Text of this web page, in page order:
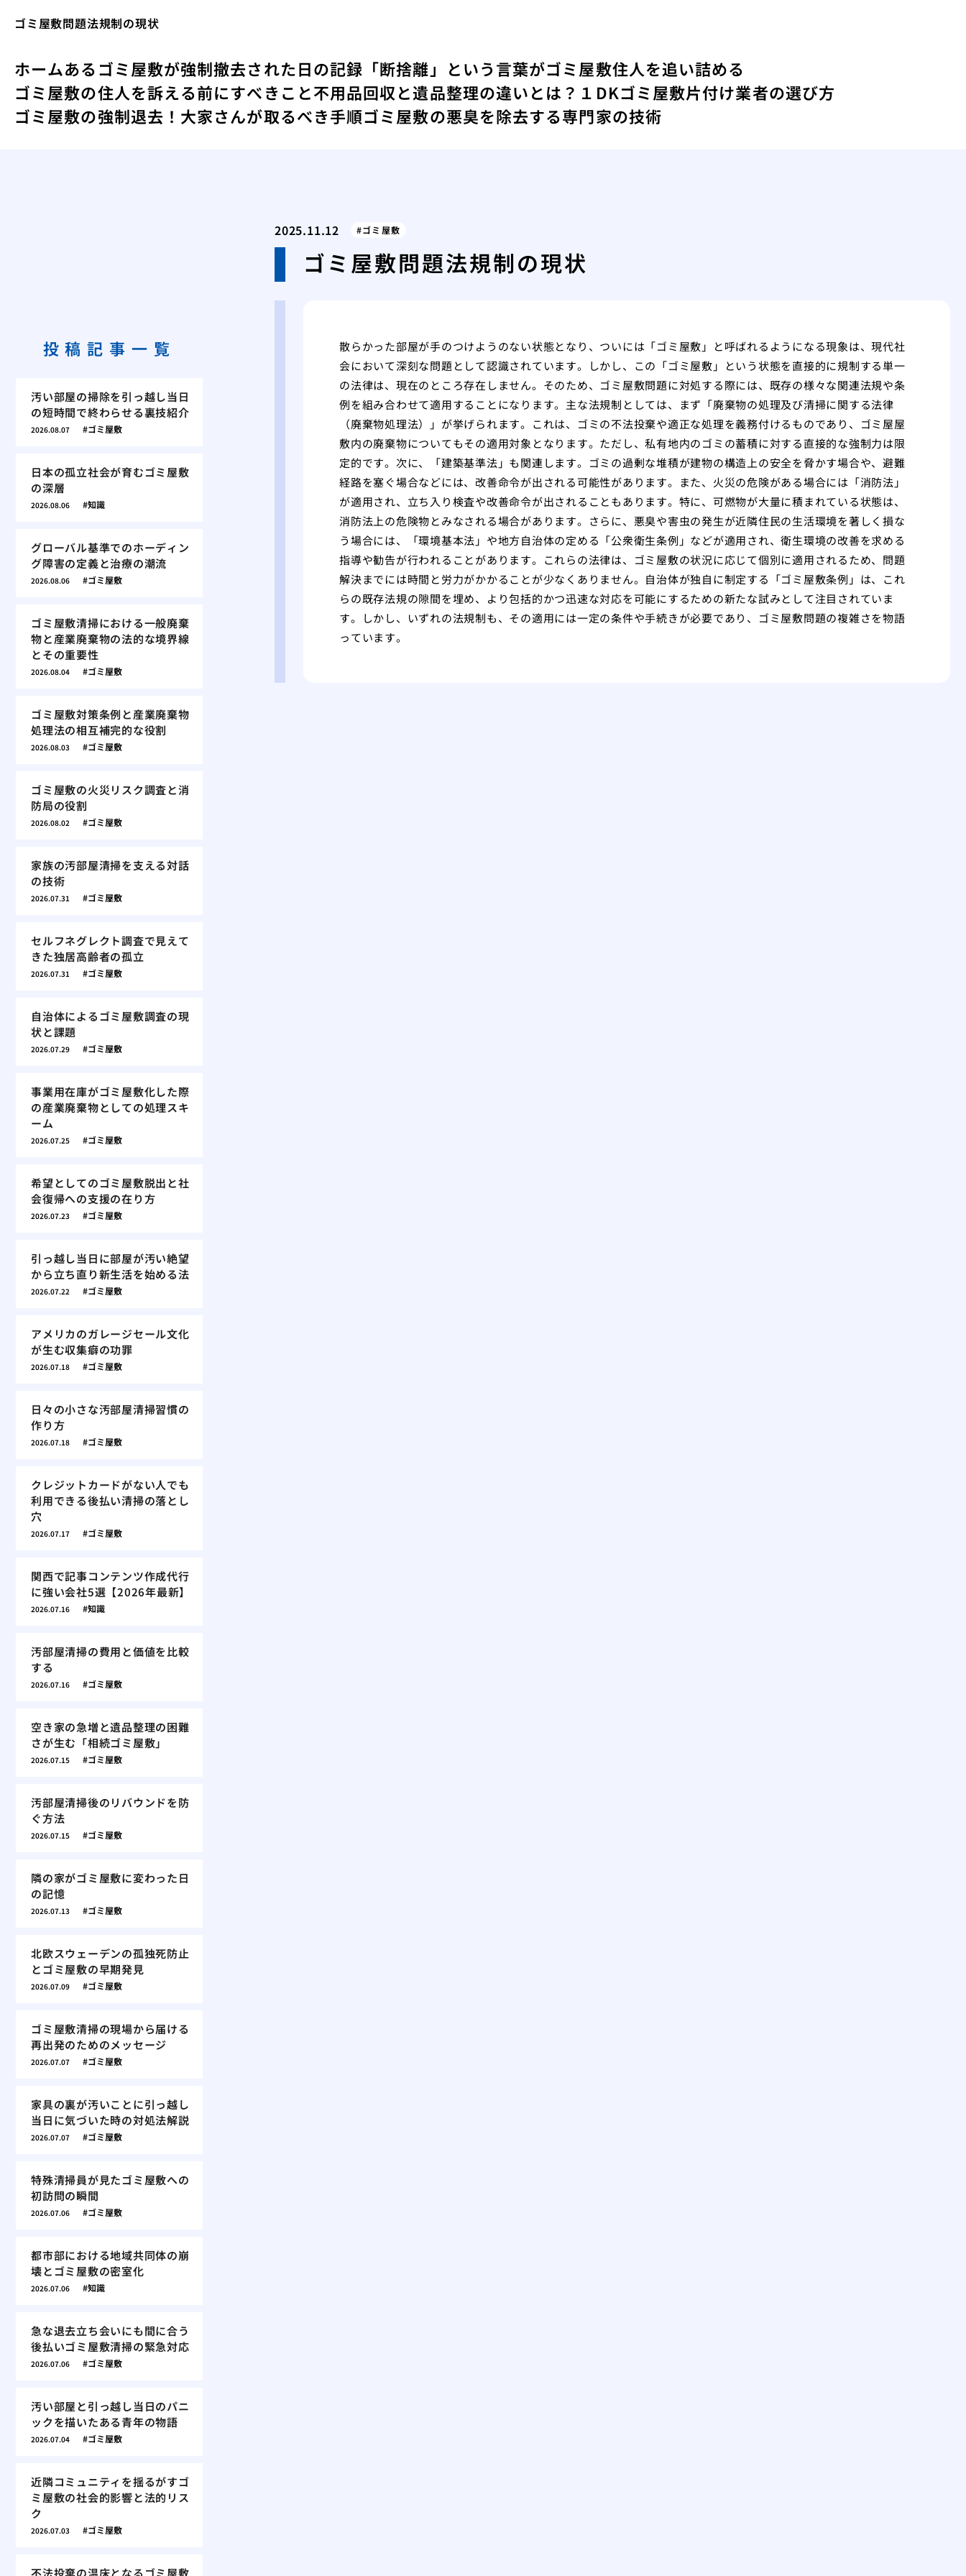
ゴミ屋敷問題法規制の現状
ホームあるゴミ屋敷が強制撤去された日の記録 「断捨離」という言葉がゴミ屋敷住人を追い詰める
ゴミ屋敷の住人を訴える前にすべきこと不用品回収と遺品整理の違いとは？ １DKゴミ屋敷片付け業者の選び方
ゴミ屋敷の強制退去！大家さんが取るべき手順ゴミ屋敷の悪臭を除去する専門家の技術
2025.11.12 ゴミ屋敷
ゴミ屋敷問題法規制の現状
散らかった部屋が手のつけようのない状態となり、ついには「ゴミ屋敷」と呼ばれるようになる現象は、現代社
会において深刻な問題として認識されています。しかし、この「ゴミ屋敷」という状態を直接的に規制する単一
の法律は、現在のところ存在しません。そのため、ゴミ屋敷問題に対処する際には、既存の様々な関連法規や条
例を組み合わせて適用することになります。主な法規制としては、まず「廃棄物の処理及び清掃に関する法律
（廃棄物処理法）」が挙げられます。これは、ゴミの不法投棄や適正な処理を義務付けるものであり、ゴミ屋屋
敷内の廃棄物についてもその適用対象となります。ただし、私有地内のゴミの蓄積に対する直接的な強制力は限
定的です。次に、「建築基準法」も関連します。ゴミの過剰な堆積が建物の構造上の安全を脅かす場合や、避難
経路を塞ぐ場合などには、改善命令が出される可能性があります。また、火災の危険がある場合には「消防法」
が適用され、立ち入り検査や改善命令が出されることもあります。特に、可燃物が大量に積まれている状態は、
消防法上の危険物とみなされる場合があります。さらに、悪臭や害虫の発生が近隣住民の生活環境を著しく損な
う場合には、「環境基本法」や地方自治体の定める「公衆衛生条例」などが適用され、衛生環境の改善を求める
指導や勧告が行われることがあります。これらの法律は、ゴミ屋敷の状況に応じて個別に適用されるため、問題
解決までには時間と労力がかかることが少なくありません。自治体が独自に制定する「ゴミ屋敷条例」は、これ
らの既存法規の隙間を埋め、より包括的かつ迅速な対応を可能にするための新たな試みとして注目されていま
す。しかし、いずれの法規制も、その適用には一定の条件や手続きが必要であり、ゴミ屋敷問題の複雑さを物語
っています。
投稿記事一覧
汚い部屋の掃除を引っ越し当日
の短時間で終わらせる裏技紹介
2026.08.07 ゴミ屋敷
日本の孤立社会が育むゴミ屋敷
の深層
2026.08.06 知識
グローバル基準でのホーディン
グ障害の定義と治療の潮流
2026.08.06 ゴミ屋敷
ゴミ屋敷清掃における一般廃棄
物と産業廃棄物の法的な境界線
とその重要性
2026.08.04 ゴミ屋敷
ゴミ屋敷対策条例と産業廃棄物
処理法の相互補完的な役割
2026.08.03 ゴミ屋敷
ゴミ屋敷の火災リスク調査と消
防局の役割
2026.08.02 ゴミ屋敷
家族の汚部屋清掃を支える対話
の技術
2026.07.31 ゴミ屋敷
セルフネグレクト調査で見えて
きた独居高齢者の孤立
2026.07.31 ゴミ屋敷
自治体によるゴミ屋敷調査の現
状と課題
2026.07.29 ゴミ屋敷
事業用在庫がゴミ屋敷化した際
の産業廃棄物としての処理スキ
ーム
2026.07.25 ゴミ屋敷
希望としてのゴミ屋敷脱出と社
会復帰への支援の在り方
2026.07.23 ゴミ屋敷
引っ越し当日に部屋が汚い絶望
から立ち直り新生活を始める法
2026.07.22 ゴミ屋敷
アメリカのガレージセール文化
が生む収集癖の功罪
2026.07.18 ゴミ屋敷
日々の小さな汚部屋清掃習慣の
作り方
2026.07.18 ゴミ屋敷
クレジットカードがない人でも
利用できる後払い清掃の落とし
穴
2026.07.17 ゴミ屋敷
関西で記事コンテンツ作成代行
に強い会社5選【2026年最新】
2026.07.16 知識
汚部屋清掃の費用と価値を比較
する
2026.07.16 ゴミ屋敷
空き家の急増と遺品整理の困難
さが生む「相続ゴミ屋敷」
2026.07.15 ゴミ屋敷
汚部屋清掃後のリバウンドを防
ぐ方法
2026.07.15 ゴミ屋敷
隣の家がゴミ屋敷に変わった日
の記憶
2026.07.13 ゴミ屋敷
北欧スウェーデンの孤独死防止
とゴミ屋敷の早期発見
2026.07.09 ゴミ屋敷
ゴミ屋敷清掃の現場から届ける
再出発のためのメッセージ
2026.07.07 ゴミ屋敷
家具の裏が汚いことに引っ越し
当日に気づいた時の対処法解説
2026.07.07 ゴミ屋敷
特殊清掃員が見たゴミ屋敷への
初訪問の瞬間
2026.07.06 ゴミ屋敷
都市部における地域共同体の崩
壊とゴミ屋敷の密室化
2026.07.06 知識
急な退去立ち会いにも間に合う
後払いゴミ屋敷清掃の緊急対応
2026.07.06 ゴミ屋敷
汚い部屋と引っ越し当日のパニ
ックを描いたある青年の物語
2026.07.04 ゴミ屋敷
近隣コミュニティを揺るがすゴ
ミ屋敷の社会的影響と法的リス
ク
2026.07.03 ゴミ屋敷
不法投棄の温床となるゴミ屋敷